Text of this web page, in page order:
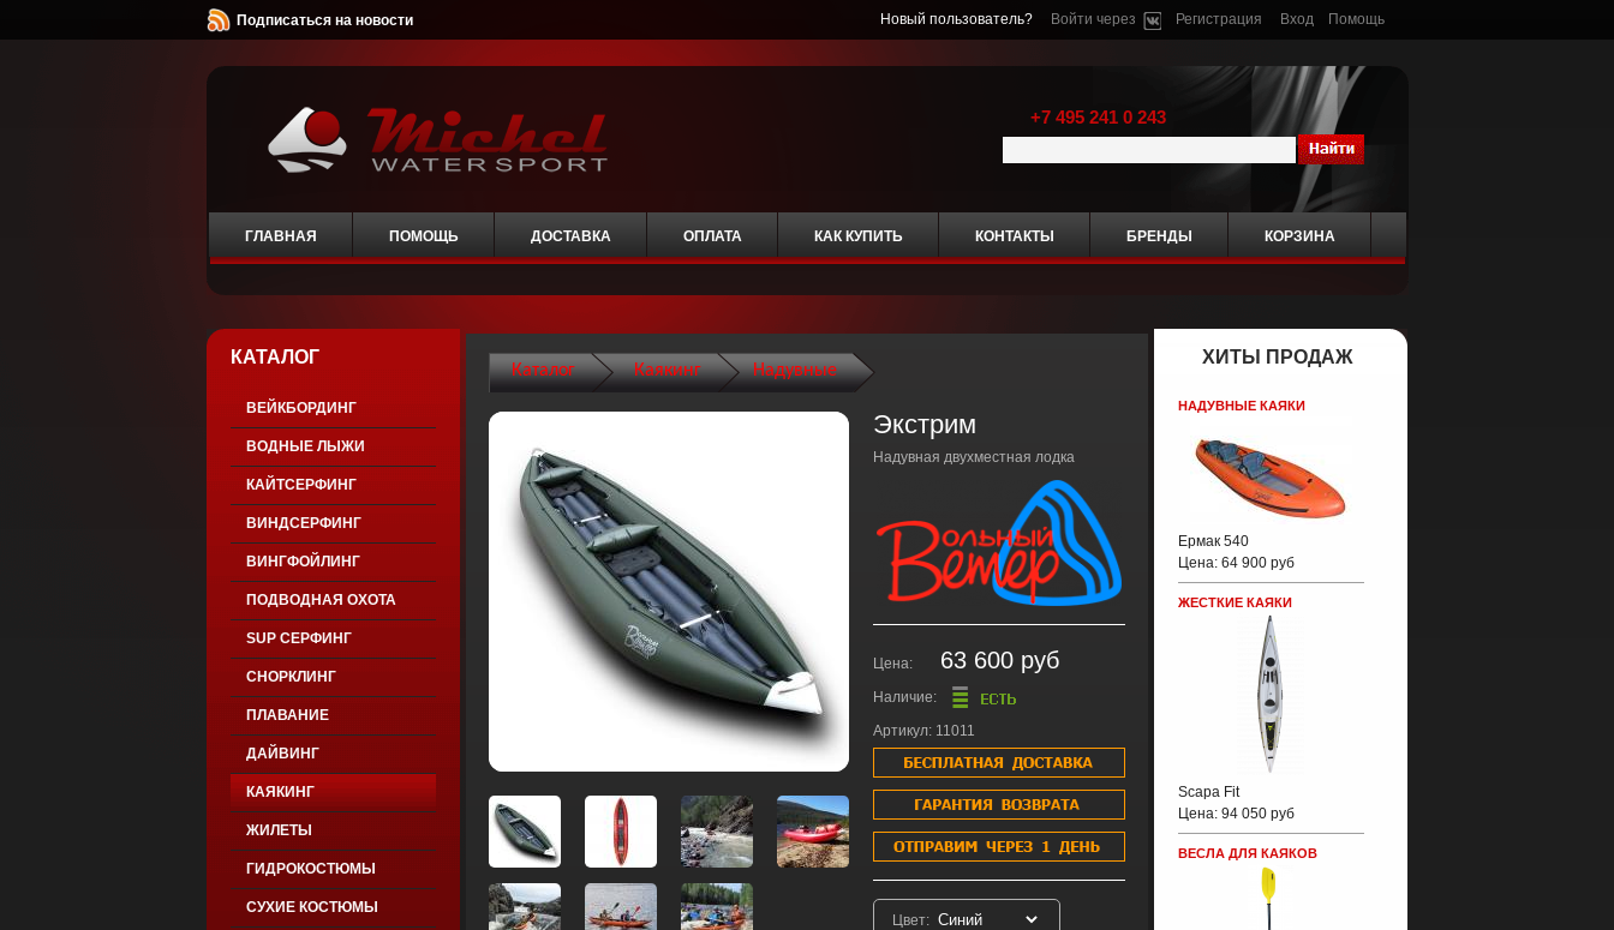
Подписаться на новости Новый пользователь? Войти через Регистрация Вход Помощь
+7 495 241 0 243
ГЛАВНАЯ ПОМОЩЬ ДОСТАВКА ОПЛАТА КАК КУПИТЬ КОНТАКТЫ БРЕНДЫ КОРЗИНА
КАТАЛОГ
ВЕЙКБОРДИНГ
ВОДНЫЕ ЛЫЖИ
КАЙТСЕРФИНГ
ВИНДСЕРФИНГ
ВИНГФОЙЛИНГ
ПОДВОДНАЯ ОХОТА
SUP СЕРФИНГ
СНОРКЛИНГ
ПЛАВАНИЕ
ДАЙВИНГ
КАЯКИНГ
ЖИЛЕТЫ
ГИДРОКОСТЮМЫ
СУХИЕ КОСТЮМЫ
ХИТЫ ПРОДАЖ
НАДУВНЫЕ КАЯКИ
Ермак 540
Цена: 64 900 руб
ЖЕСТКИЕ КАЯКИ
Scapa Fit
Цена: 94 050 руб
ВЕСЛА ДЛЯ КАЯКОВ
Каталог Каякинг Надувные
Экстрим
Надувная двухместная лодка
Цена: 63 600 руб
Наличие:
Артикул: 11011
Цвет: